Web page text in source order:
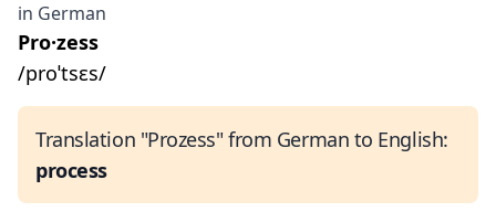
in German
Pro·zess
/proˈtsɛs/
Translation "Prozess" from German to English:
process